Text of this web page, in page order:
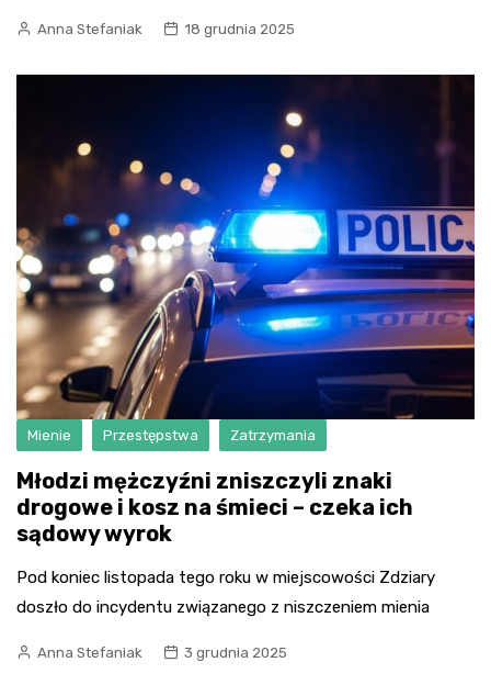
Anna Stefaniak 18 grudnia 2025
Mienie Przestępstwa Zatrzymania
Młodzi mężczyźni zniszczyli znaki
drogowe i kosz na śmieci – czeka ich
sądowy wyrok
Pod koniec listopada tego roku w miejscowości Zdziary
doszło do incydentu związanego z niszczeniem mienia
Anna Stefaniak 3 grudnia 2025